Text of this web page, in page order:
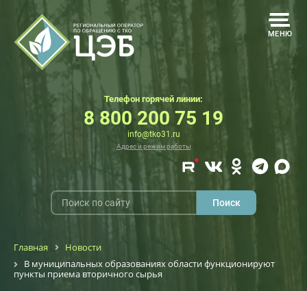
МЕНЮ
Телефон горячей линии:
8 800 200 75 19
info@tko31.ru
Адрес и режим работы
Главная
Новости
В муниципальных образованиях области функционируют
пункты приема вторичного сырья